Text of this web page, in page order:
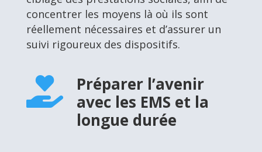
concentrer les moyens là où ils sont
réellement nécessaires et d’assurer un
suivi rigoureux des dispositifs.

Préparer l’avenir
avec les EMS et la
longue durée